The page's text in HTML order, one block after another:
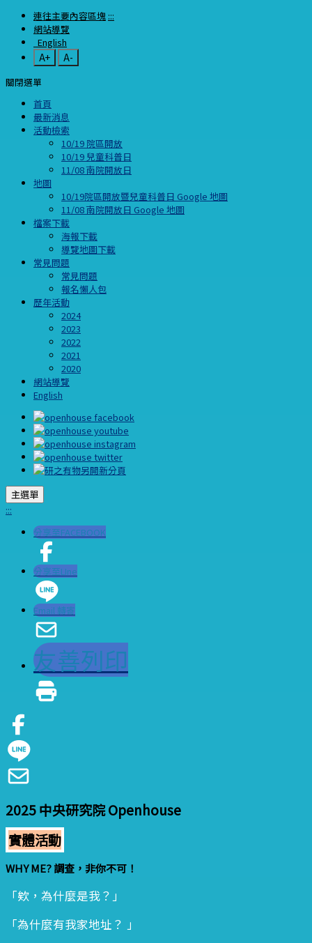
連往主要內容區塊 :::
網站導覽
English
A+
A-
關閉選單
首頁
最新消息
活動檢索
10/19 院區開放
10/19 兒童科普日
11/08 南院開放日
地圖
10/19院區開放暨兒童科普日 Google 地圖
11/08 南院開放日 Google 地圖
檔案下載
海報下載
導覽地圖下載
常見問題
常見問題
報名懶人包
歷年活動
2024
2023
2022
2021
2020
網站導覽
English
主選單
:::
分享至FACEBOOK
分享至LIne
Email 轉寄
友善列印
2025 中央研究院 Openhouse
實體活動
WHY ME? 調查，非你不可！
「欸，為什麼是我？」
「為什麼有我家地址？ 」